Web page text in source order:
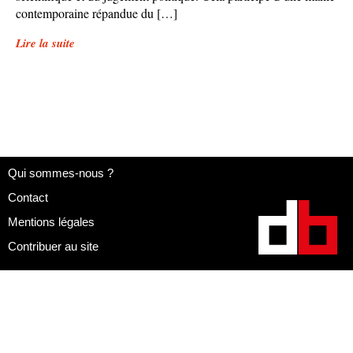
contemporaine répandue du […]
Lire la suite
Qui sommes-nous ?
Contact
Mentions légales
Contribuer au site